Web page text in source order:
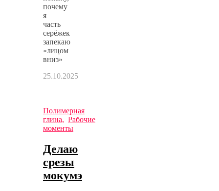
почему
я
часть
серёжек
запекаю
«лицом
вниз»
25.10.2025
Полимерная
глина, Рабочие
моменты
Делаю
срезы
мокумэ